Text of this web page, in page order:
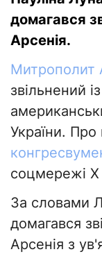
домагався
Арсенія.
Митрополит
звільнений
України.
соцмережі
За словами
домагався
Арсенія з